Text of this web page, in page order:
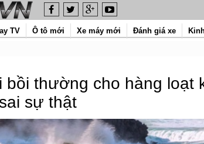
TV Ô tô mới Xe máy mới Đánh giá xe
bồi thường cho hàng loạt
sự thật